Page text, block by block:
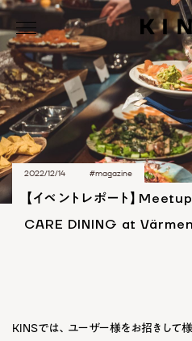
2022/12/14 #magazine
【イベントレポート】
CARE DINING at
KINSでは、ユーザー様をお招きして